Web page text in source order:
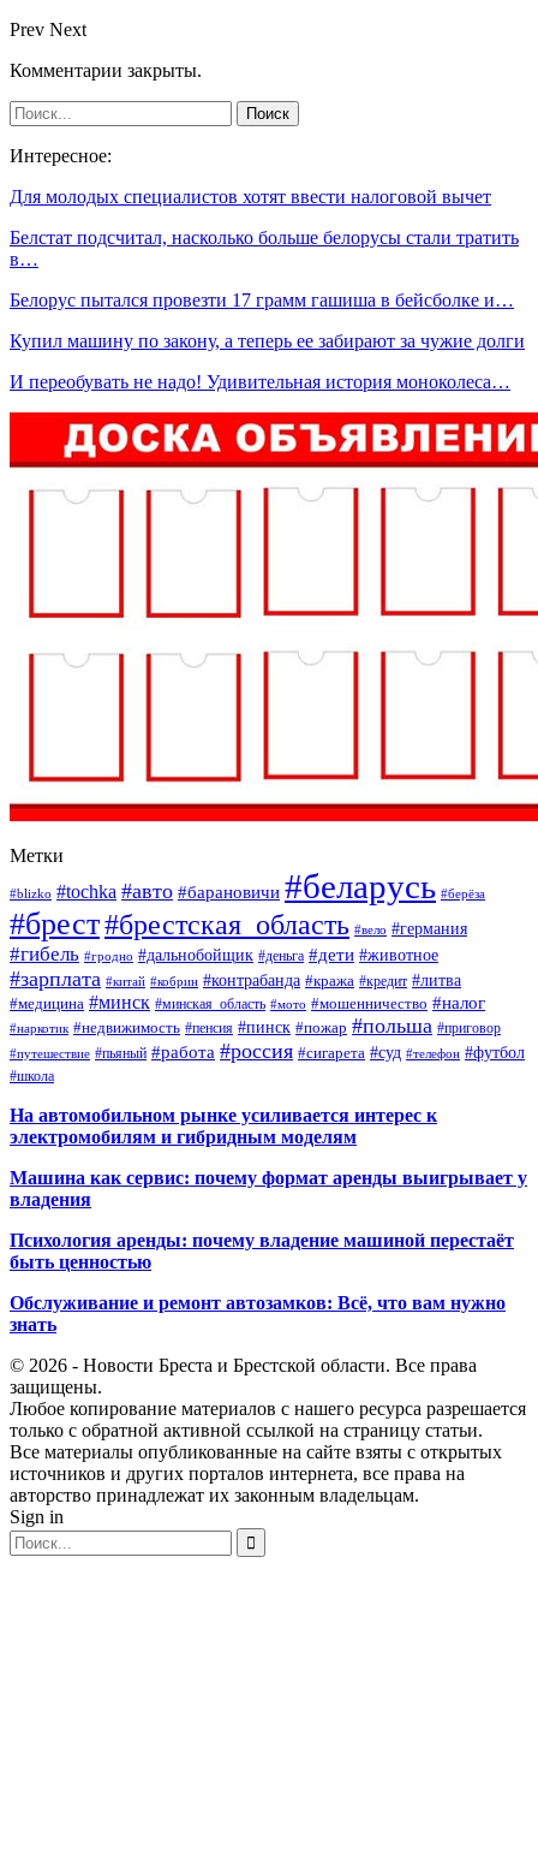
Prev Next
Комментарии закрыты.
Интересное:
Для молодых специалистов хотят ввести налоговой вычет
Белстат подсчитал, насколько больше белорусы стали тратить
в…
Белорус пытался провезти 17 грамм гашиша в бейсболке и…
Купил машину по закону, а теперь ее забирают за чужие долги
И переобувать не надо! Удивительная история моноколеса…
Метки
#blizko #tochka #авто #барановичи #беларусь #берёза
#брест#брестская_область #вело #германия
#гибель #гродно #дальнобойщик #деньга #дети #животное
#зарплата #китай #кобрин #контрабанда #кража #кредит #литва
#медицина #минск #минская_область #мото #мошенничество #налог
#наркотик #недвижимость #пенсия #пинск #пожар #польша #приговор
#путешествие #пьяный #работа #россия #сигарета #суд #телефон #футбол
#школа
На автомобильном рынке усиливается интерес к
электромобилям и гибридным моделям
Машина как сервис: почему формат аренды выигрывает у
владения
Психология аренды: почему владение машиной перестаёт
быть ценностью
Обслуживание и ремонт автозамков: Всё, что вам нужно
знать
© 2026 - Новости Бреста и Брестской области. Все права
защищены.
Любое копирование материалов с нашего ресурса разрешается
только с обратной активной ссылкой на страницу статьи.
Все материалы опубликованные на сайте взяты с открытых
источников и других порталов интернета, все права на
авторство принадлежат их законным владельцам.
Sign in